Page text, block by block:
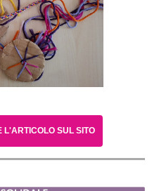
L'ARTICOLO SUL SITO